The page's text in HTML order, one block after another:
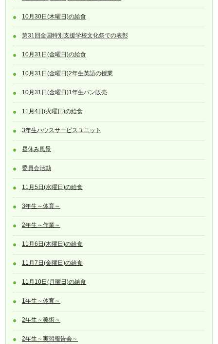
10月30日(木曜日)の給食
第31回全国特別支援学校文化祭での表彰
10月31日(金曜日)の給食
10月31日(金曜日)2年生英語の授業
10月31日(金曜日)1年生パン販売
11月4日(火曜日)の給食
3年生ハウスサービスユニット
昼休み風景
委員会活動
11月5日(水曜日)の給食
3年生～体育～
2年生～作業～
11月6日(木曜日)の給食
11月7日(金曜日)の給食
11月10日(月曜日)の給食
1年生～体育～
2年生～美術～
2年生～実習報告会～